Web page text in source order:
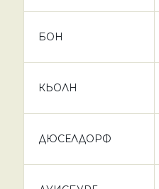
БОН
КЬОЛН
ДЮСЕЛДОРФ